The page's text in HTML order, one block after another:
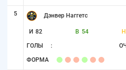
5 Дэнвер Наггетс
И 82 В 54 Н
ГОЛЫ :
ФОРМА